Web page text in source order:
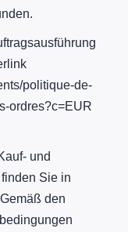
politique-de-
ordres?c=EUR
und
Sie in
den